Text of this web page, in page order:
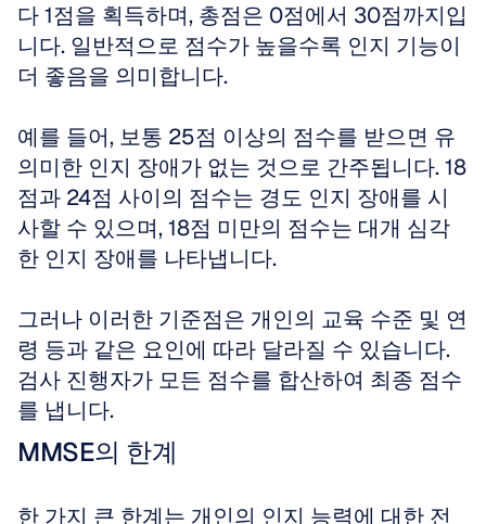
다 1점을 획득하며, 총점은 0점에서 30점까지입
니다. 일반적으로 점수가 높을수록 인지 기능이
더 좋음을 의미합니다.
예를 들어, 보통 25점 이상의 점수를 받으면 유
의미한 인지 장애가 없는 것으로 간주됩니다. 18
점과 24점 사이의 점수는 경도 인지 장애를 시
사할 수 있으며, 18점 미만의 점수는 대개 심각
한 인지 장애를 나타냅니다.
그러나 이러한 기준점은 개인의 교육 수준 및 연
령 등과 같은 요인에 따라 달라질 수 있습니다.
검사 진행자가 모든 점수를 합산하여 최종 점수
를 냅니다.
MMSE의 한계
한 가지 큰 한계는 개인의 인지 능력에 대한 전